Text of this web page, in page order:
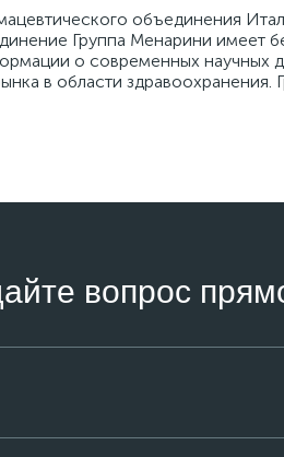
объединения
Группа Менарини имеет
о современных научных
в области здравоохранения.
вопрос